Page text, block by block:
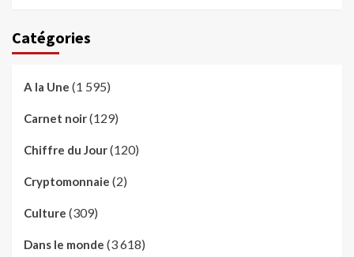
Catégories
A la Une (1 595)
Carnet noir(129)
Chiffre du Jour(120)
Cryptomonnaie (2)
Culture (309)
Dans le monde (3 618)